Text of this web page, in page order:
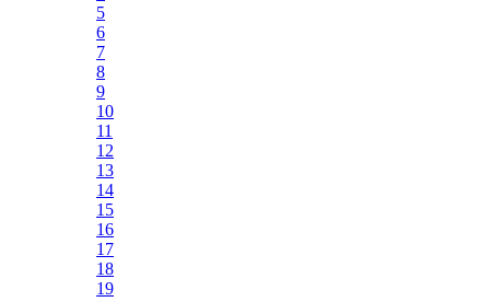
5
6
7
8
9
10
11
12
13
14
15
16
17
18
19